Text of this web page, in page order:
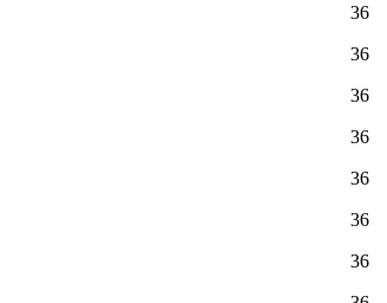
36
36
36
36
36
36
36